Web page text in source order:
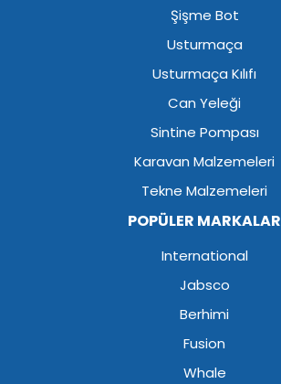
Şişme Bot
Usturmaça
Usturmaça Kılıfı
Can Yeleği
Sintine Pompası
Karavan Malzemeleri
Tekne Malzemeleri
POPÜLER MARKALAR
International
Jabsco
Berhimi
Fusion
Whale